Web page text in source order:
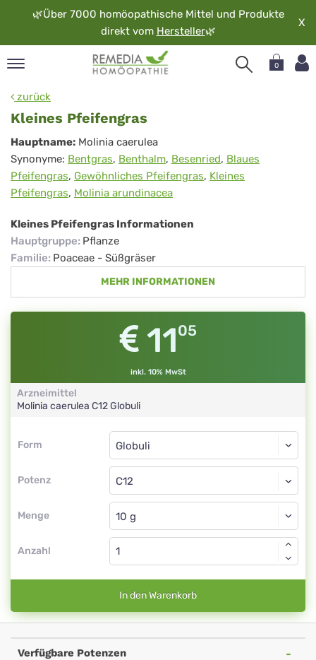
🌿Über 7000 homöopathische Mittel und Produkte
direkt vom Hersteller🌿
X
0
zurück
Kleines Pfeifengras
Kleines
Pfeifengras
Hauptname: Molinia caerulea
Synonyme: Bentgras, Benthalm, Besenried, Blaues
Pfeifengras, Gewöhnliches Pfeifengras, Kleines
Pfeifengras, Molinia arundinacea
Kleines Pfeifengras Informationen
Hauptgruppe: Pflanze
Familie: Poaceae - Süßgräser
MEHR INFORMATIONEN
1105
inkl. 10% MwSt
Arzneimittel
Molinia caerulea C12Globuli
Form
Form
Potenz
Globuli
C12
Menge
Globuli
Anzahl
In den Warenkorb
Verfügbare Potenzen